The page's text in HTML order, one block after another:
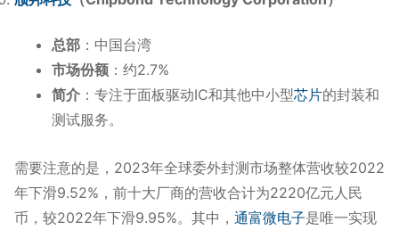
总部：中国台湾
市场份额：约2.7%
简介：专注于面板驱动IC和其他中小型芯片的封装和
测试服务。
需要注意的是，2023年全球委外封测市场整体营收较2022
年下滑9.52%，前十大厂商的营收合计为2220亿元人民
币，较2022年下滑9.95%。其中， 通富微电子是唯一实现